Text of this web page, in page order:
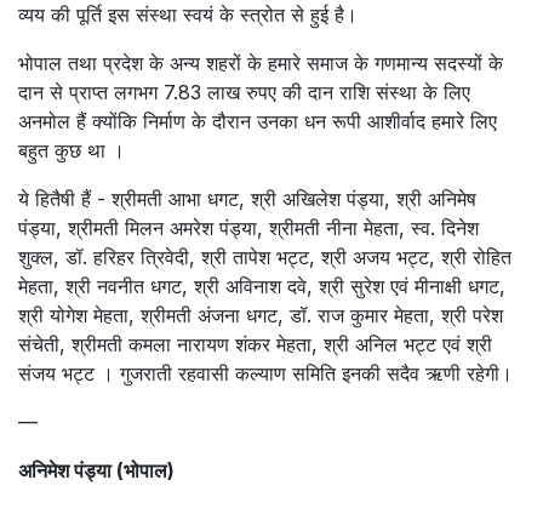
व्यय की पूर्ति इस संस्था स्वयं के स्त्रोत से हुई है।
भोपाल तथा प्रदेश के अन्य शहरों के हमारे समाज के गणमान्य सदस्यों के
दान से प्राप्त लगभग 7.83 लाख रुपए की दान राशि संस्था के लिए
अनमोल हैं क्योंकि निर्माण के दौरान उनका धन रूपी आशीर्वाद हमारे लिए
बहुत कुछ था ।
ये हितैषी हैं - श्रीमती आभा धगट, श्री अखिलेश पंड्या, श्री अनिमेष
पंड्या, श्रीमती मिलन अमरेश पंड्या, श्रीमती नीना मेहता, स्व. दिनेश
शुक्ल, डॉ. हरिहर त्रिवेदी, श्री तापेश भट्ट, श्री अजय भट्ट, श्री रोहित
मेहता, श्री नवनीत धगट, श्री अविनाश दवे, श्री सुरेश एवं मीनाक्षी धगट,
श्री योगेश मेहता, श्रीमती अंजना धगट, डॉ. राज कुमार मेहता, श्री परेश
संचेती, श्रीमती कमला नारायण शंकर मेहता, श्री अनिल भट्ट एवं श्री
संजय भट्ट । गुजराती रहवासी कल्याण समिति इनकी सदैव ऋणी रहेगी।
—
अनिमेश पंड्या (भोपाल)